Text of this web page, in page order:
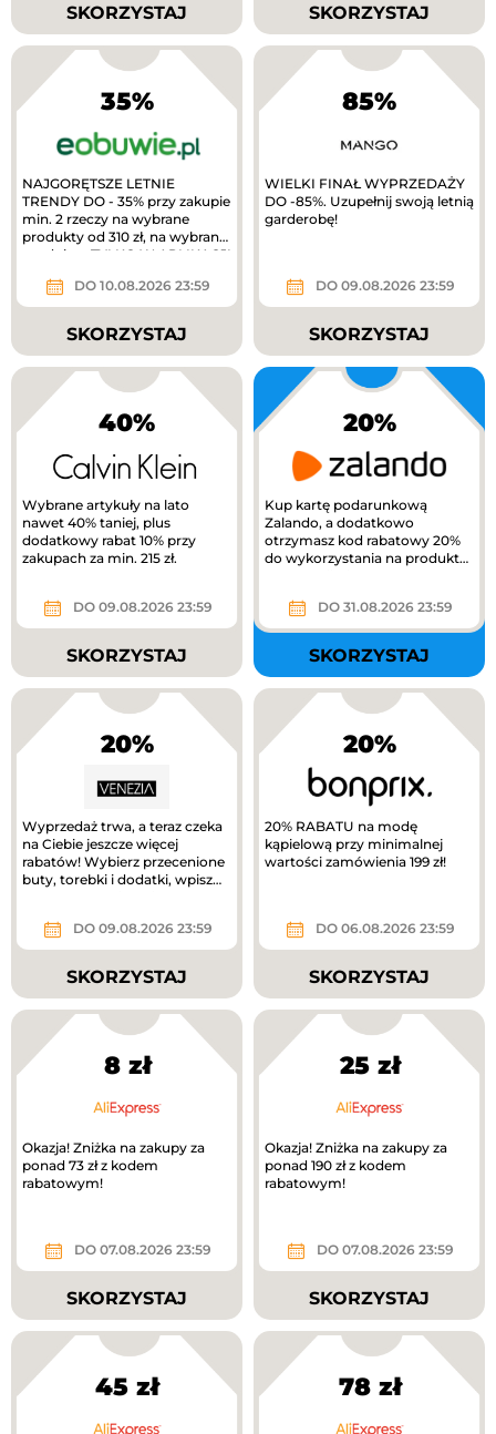
SKORZYSTAJ SKORZYSTAJ
35%
NAJGORĘTSZE LETNIE
TRENDY DO - 35% przy zakupie
min. 2 rzeczy na wybrane
produkty od 310 zł, na wybrane
produkty. TYLKO W APLIKACJI
DO 10.08.2026 23:59
SKORZYSTAJ
85%
WIELKI FINAŁ WYPRZEDAŻY
DO -85%. Uzupełnij swoją letnią
garderobę!
DO 09.08.2026 23:59
SKORZYSTAJ
40%
Wybrane artykuły na lato
nawet 40% taniej, plus
dodatkowy rabat 10% przy
zakupach za min. 215 zł.
DO 09.08.2026 23:59
SKORZYSTAJ
20%
Kup kartę podarunkową
Zalando, a dodatkowo
otrzymasz kod rabatowy 20%
do wykorzystania na produkty
DO 31.08.2026 23:59
SKORZYSTAJ
20%
Wyprzedaż trwa, a teraz czeka
na Ciebie jeszcze więcej
rabatów! Wybierz przecenione
buty, torebki i dodatki, wpisz
DO 09.08.2026 23:59
SKORZYSTAJ
20%
20% RABATU na modę
kąpielową przy minimalnej
wartości zamówienia 199 zł!
DO 06.08.2026 23:59
SKORZYSTAJ
8 zł
Okazja! Zniżka na zakupy za
ponad 73 zł z kodem
rabatowym!
DO 07.08.2026 23:59
SKORZYSTAJ
25 zł
Okazja! Zniżka na zakupy za
ponad 190 zł z kodem
rabatowym!
DO 07.08.2026 23:59
SKORZYSTAJ
45 zł 78 zł